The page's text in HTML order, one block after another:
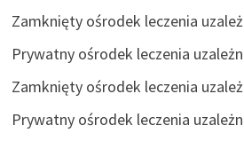
Zamknięty ośrodek leczenia
Prywatny ośrodek leczenia
Zamknięty ośrodek leczenia
Prywatny ośrodek leczenia